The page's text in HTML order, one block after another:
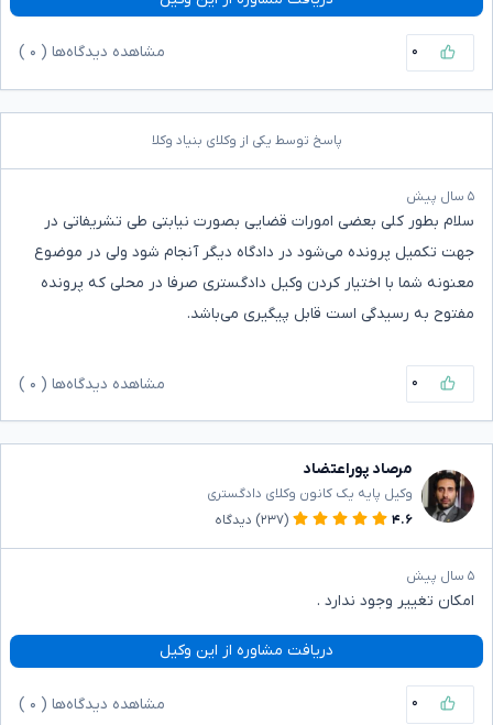
۰ مشاهده دیدگاه‌ها ( ۰
پاسخ توسط یکی از وکلای بنیاد وکلا
۵ سال پیش
سلام بطور کلی بعضی امورات قضایی بصورت نیابتی طی تشریفاتی در
جهت تکمیل پرونده می‌شود در دادگاه دیگر آنجام شود ولی در موضوع
معنونه شما با اختیار کردن وکیل دادگستری صرفا در محلی که پرونده
مفتوح به رسیدگی است قابل پیگیری می‌باشد.
۰ مشاهده دیدگاه‌ها ( ۰
مرصاد پوراعتضاد
وکیل پایه یک کانون وکلای دادگستری
۴.۶
(۲۳۷) دیدگاه
۵ سال پیش
امکان تغییر وجود ندارد .
دریافت مشاوره از این وکیل
۰ مشاهده دیدگاه‌ها ( ۰